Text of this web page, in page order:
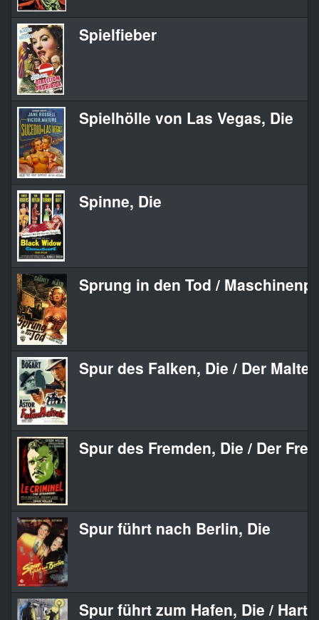
Spielfieber
Spielhölle von Las Vegas, Die
Spinne, Die
Sprung in den Tod /
Spur des Falken, Die / Der
Spur des Fremden, Die / Der
Spur führt nach Berlin, Die
Spur führt zum Hafen, Die /